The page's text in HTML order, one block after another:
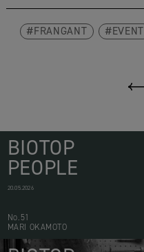
FRANGANT EVENT
BIOTOP
PEOPLE
20.05.2026
No.51
MARI OKAMOTO